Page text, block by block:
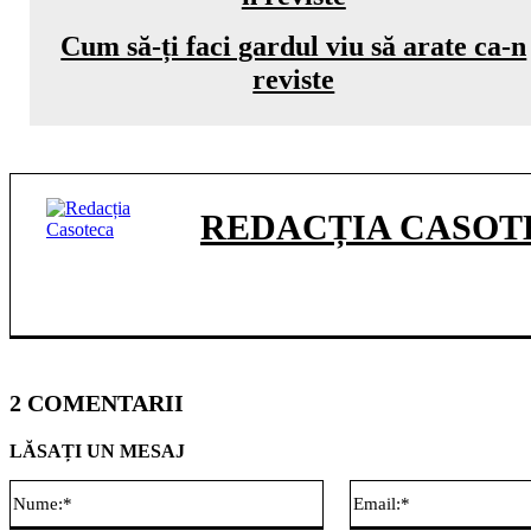
Cum să-ți faci gardul viu să arate ca-n
reviste
REDACȚIA
2 COMENTARII
LĂSAȚI UN MESAJ